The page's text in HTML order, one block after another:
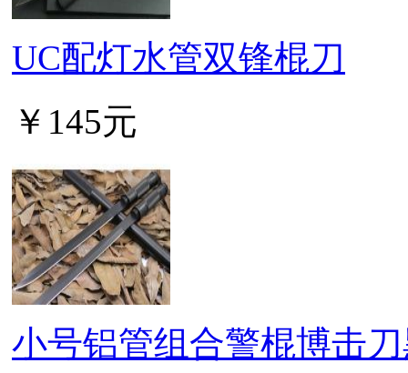
UC配灯水管双锋棍刀
￥145元
小号铝管组合警棍博击